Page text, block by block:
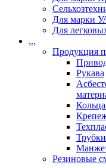
Для марки
Для
...
Продукция
Рукава
Резиновые